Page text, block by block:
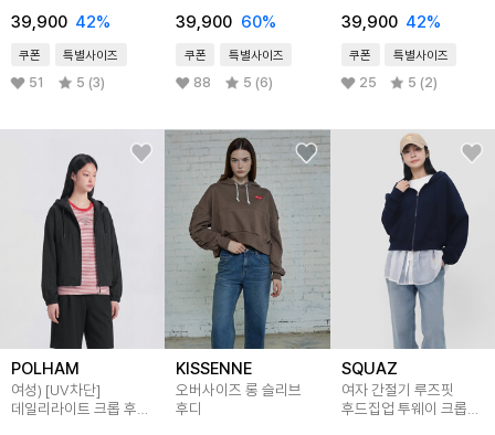
39,900 42%
쿠폰 특별사이즈
51 5 (3)
39,900 60%
쿠폰 특별사이즈
88 5 (6)
39,900 42%
쿠폰 특별사이즈
25 5 (2)
POLHAM
여성) [UV차단]
데일리라이트 크롭 후드
KISSENNE
오버사이즈 롱 슬리브
후디
SQUAZ
여자 간절기 루즈핏
후드집업 투웨이 크롭